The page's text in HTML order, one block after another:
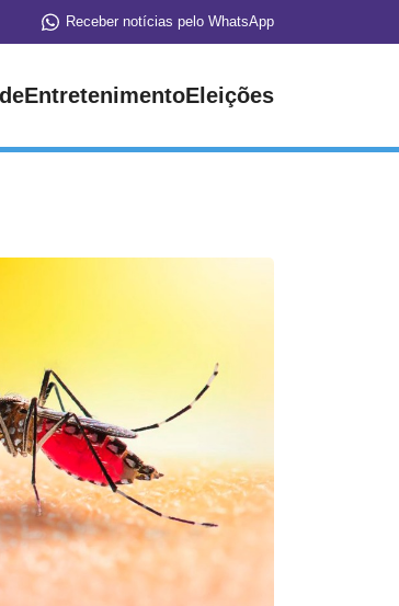
Receber notícias pelo WhatsApp
EntretenimentoEleições